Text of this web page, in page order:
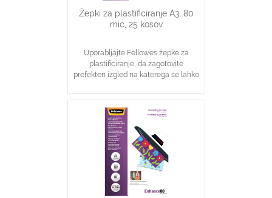
Žepki za plastificiranje A3, 80
mic, 25 kosov
Uporabljajte Fellowes žepke za
plastificiranje, da zagotovite
prefekten izgled na katerega se lahko
Idealno za obvestila, slike
Zagotavljanje osnovne zaščite
dokumentov